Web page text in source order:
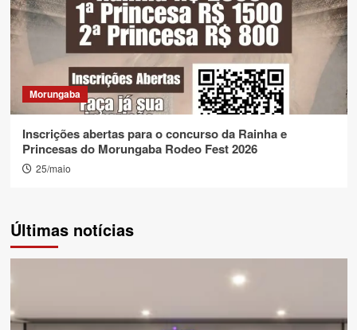
Morungaba
Inscrições abertas para o concurso da Rainha e
Princesas do Morungaba Rodeo Fest 2026
25/maio
Últimas notícias